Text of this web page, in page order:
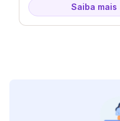
Saiba mais